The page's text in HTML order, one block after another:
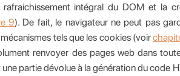
intégral du DOM et la
9). De fait, le navigateur ne peut pas
tels que les cookies (voir
renvoyer des pages web dans
partie dévolue à la génération du code